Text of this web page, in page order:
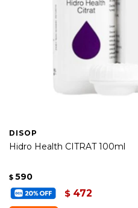
DISOP
Hidro Health CITRAT 100ml
$ 590
$ 472